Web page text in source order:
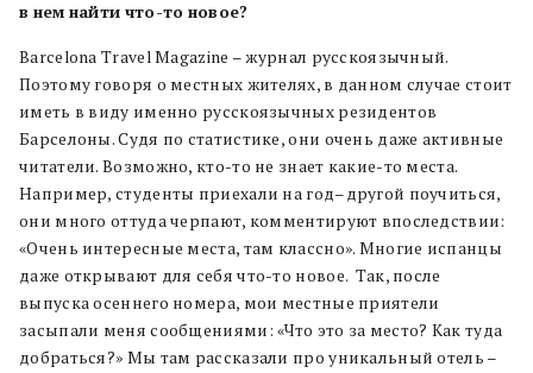
в нем найти что-то новое?
Barcelona Travel Magazine – журнал русскоязычный.
Поэтому говоря о местных жителях, в данном случае стоит
иметь в виду именно русскоязычных резидентов
Барселоны. Судя по статистике, они очень даже активные
читатели. Возможно, кто-то не знает какие-то места.
Например, студенты приехали на год–другой поучиться,
они много оттуда черпают, комментируют впоследствии:
«Очень интересные места, там классно». Многие испанцы
даже открывают для себя что-то новое. Так, после
выпуска осеннего номера, мои местные приятели
засыпали меня сообщениями: «Что это за место? Как туда
добраться?» Мы там рассказали про уникальный отель –